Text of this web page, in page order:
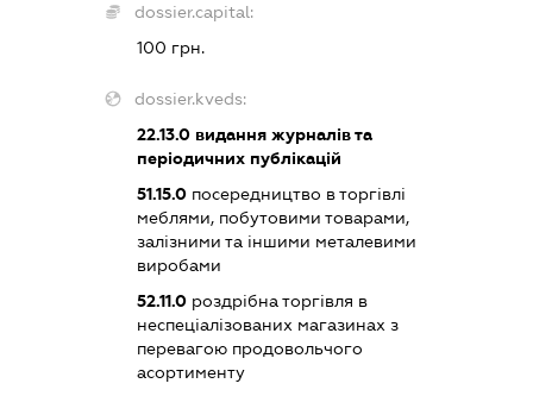
dossier.capital:
100 грн.
dossier.kveds:
22.13.0видання журналів та
періодичних публікацій
51.15.0посередництво в торгівлі
меблями, побутовими товарами,
залізними та іншими металевими
виробами
52.11.0роздрібна торгівля в
неспеціалізованих магазинах з
перевагою продовольчого
асортименту